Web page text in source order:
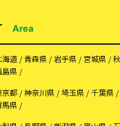
Area
海道 青森県 岩手県 宮城県
島県
京都 神奈川県 埼玉県 千葉県
馬県